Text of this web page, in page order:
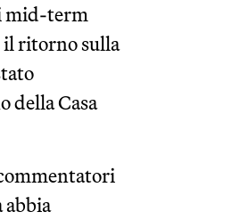
mid-term
il ritorno sulla
della Casa